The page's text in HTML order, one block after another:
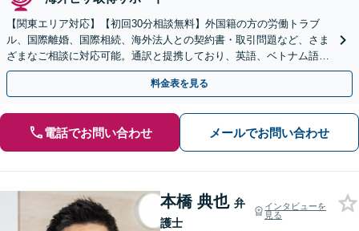
【関東エリア対応】【初回30分相談無料】外国籍の方の労働トラブ
ル、国際離婚、国際相続、海外法人との契約書・取引問題など、さま
ざまなご相談に対応可能。通訳と提携しており、英語、ベトナム語、
中国語、タイ語等対応可能です（通訳料別途）。
料金表を見る
電話でお問い合わせ メールでお問い合わせ
本橋 典也 弁
護士
インタビューを
見る